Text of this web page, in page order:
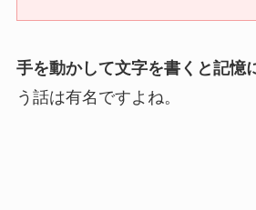
手を動かして文字を書くと記憶
う話は有名ですよね。